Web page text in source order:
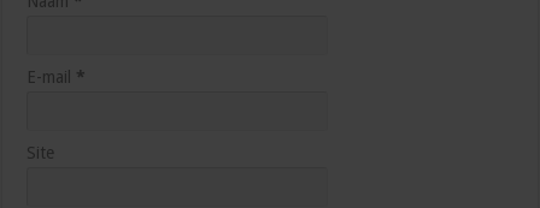
E-mail *
Site